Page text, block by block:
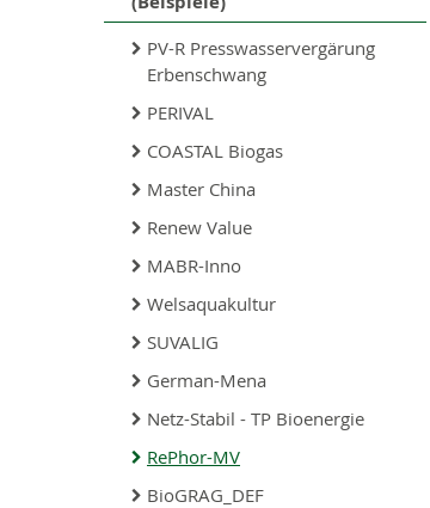
PV-R Presswasservergärung
Erbenschwang
PERIVAL
COASTAL Biogas
Master China
Renew Value
MABR-Inno
Welsaquakultur
SUVALIG
German-Mena
Netz-Stabil - TP Bioenergie
RePhor-MV
BioGRAG_DEF